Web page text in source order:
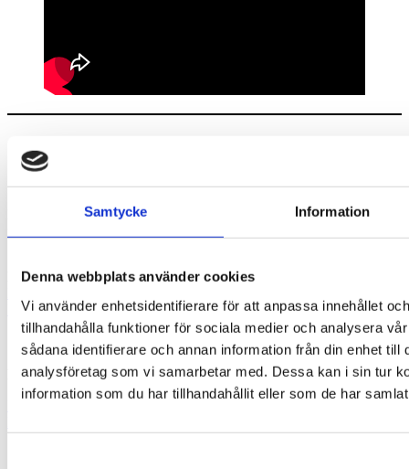
Samtycke Information
Denna webbplats använder cookies
Vi använder enhetsidentifierare för att anpassa innehållet
tillhandahålla funktioner för sociala medier och analysera
sådana identifierare och annan information från din enhet
analysföretag som vi samarbetar med. Dessa kan i sin tur
information som du har tillhandahållit eller som de har
Moped- och Motorcykelbranschen (McRF) är ett branschförbund
Kontakt
Dataskyddspolicy
Medlemmar